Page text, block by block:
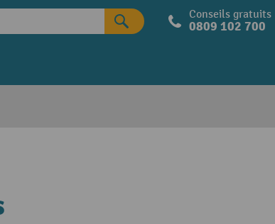
Conseils gratuits
0809 102 700